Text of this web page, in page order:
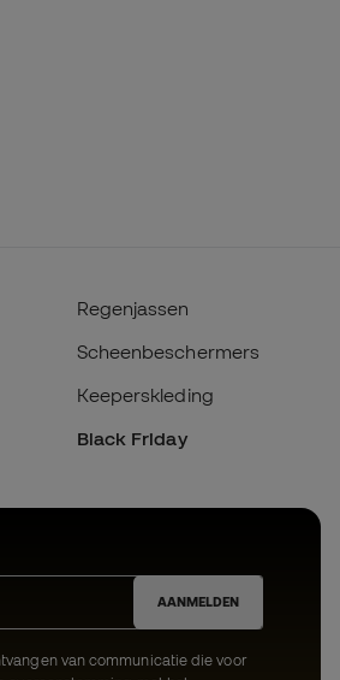
Regenjassen
Scheenbeschermers
Keeperskleding
Black Friday
AANMELDEN
van communicatie die voor